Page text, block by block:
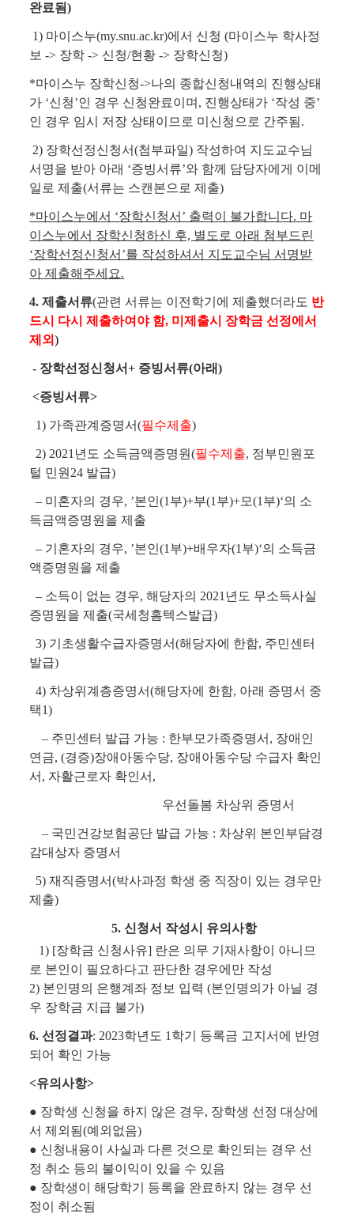
완료됨)
1) 마이스누(my.snu.ac.kr)에서 신청 (마이스누 학사정
보 -> 장학 -> 신청/현황 -> 장학신청)
*마이스누 장학신청->나의 종합신청내역의 진행상태
가 ‘신청’인 경우 신청완료이며, 진행상태가 ‘작성 중’
인 경우 임시 저장 상태이므로 미신청으로 간주됨.
2) 장학선정신청서(첨부파일) 작성하여 지도교수님
서명을 받아 아래 ‘증빙서류’와 함께 담당자에게 이메
일로 제출(서류는 스캔본으로 제출)
*마이스누에서 ‘장학신청서’ 출력이 불가합니다. 마
이스누에서 장학신청하신 후, 별도로 아래 첨부드린
‘장학선정신청서’를 작성하셔서 지도교수님 서명받
아 제출해주세요.
4. 제출서류(관련 서류는 이전학기에 제출했더라도 반
드시 다시 제출하여야 함, 미제출시 장학금 선정에서
제외)
- 장학선정신청서+ 증빙서류(아래)
<증빙서류>
1) 가족관계증명서(필수제출)
2) 2021년도 소득금액증명원(필수제출, 정부민원포
털 민원24 발급)
– 미혼자의 경우, ’본인(1부)+부(1부)+모(1부)‘의 소
득금액증명원을 제출
– 기혼자의 경우, ’본인(1부)+배우자(1부)‘의 소득금
액증명원을 제출
– 소득이 없는 경우, 해당자의 2021년도 무소득사실
증명원을 제출(국세청홈텍스발급)
3) 기초생활수급자증명서(해당자에 한함, 주민센터
발급)
4) 차상위계층증명서(해당자에 한함, 아래 증명서 중
택1)
– 주민센터 발급 가능 : 한부모가족증명서, 장애인
연금, (경증)장애아동수당, 장애아동수당 수급자 확인
서, 자활근로자 확인서,
우선돌봄 차상위 증명서
– 국민건강보험공단 발급 가능 : 차상위 본인부담경
감대상자 증명서
5) 재직증명서(박사과정 학생 중 직장이 있는 경우만
제출)
5. 신청서 작성시 유의사항
1) [장학금 신청사유] 란은 의무 기재사항이 아니므
로 본인이 필요하다고 판단한 경우에만 작성
2) 본인명의 은행계좌 정보 입력 (본인명의가 아닐 경
우 장학금 지급 불가)
6. 선정결과: 2023학년도 1학기 등록금 고지서에 반영
되어 확인 가능
<유의사항>
● 장학생 신청을 하지 않은 경우, 장학생 선정 대상에
서 제외됨(예외없음)
● 신청내용이 사실과 다른 것으로 확인되는 경우 선
정 취소 등의 불이익이 있을 수 있음
● 장학생이 해당학기 등록을 완료하지 않는 경우 선
정이 취소됨